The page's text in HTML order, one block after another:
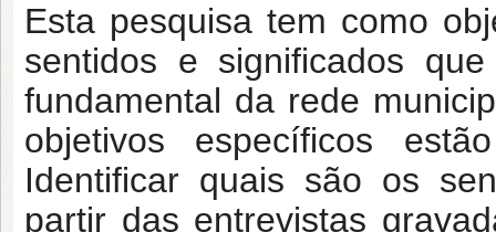
Esta pesquisa tem como
sentidos e significados
fundamental da rede
objetivos específicos
Identificar quais são os
partir das entrevistas